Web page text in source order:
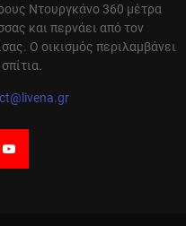
Ντουργκάνο 360 μέτρα
και περνάει από τον
Ο οικισμός περιλαμβάνει